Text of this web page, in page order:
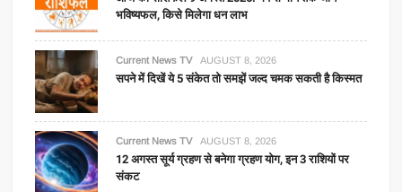
भविष्यफल, किसे मिलेगा धन लाभ
Current News TV AUGUST 8, 2026
सपने में दिखें ये 5 संकेत तो समझें जल्द चमक सकती है किस्मत
Current News TV AUGUST 8, 2026
12 अगस्त सूर्य ग्रहण से बनेगा ग्रहण योग, इन 3 राशियों पर
संकट